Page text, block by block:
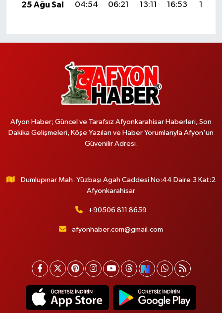
25 Ağu Sal
04:54 06:21 13:11 16:53 19:51
Afyon Haber; Güncel ve Tarafsız Afyonkarahisar Haberleri, Son
Dakika Gelişmeleri, Köşe Yazıları ve Haber Yorumlarıyla Afyon'un
Güvenilir Adresi.
Dumlupınar Mah. Yüzbaşı Agah Caddesi No:44 Daire:3 Kat:2
Afyonkarahisar
+90506 811 8659
afyonhaber.com@gmail.com